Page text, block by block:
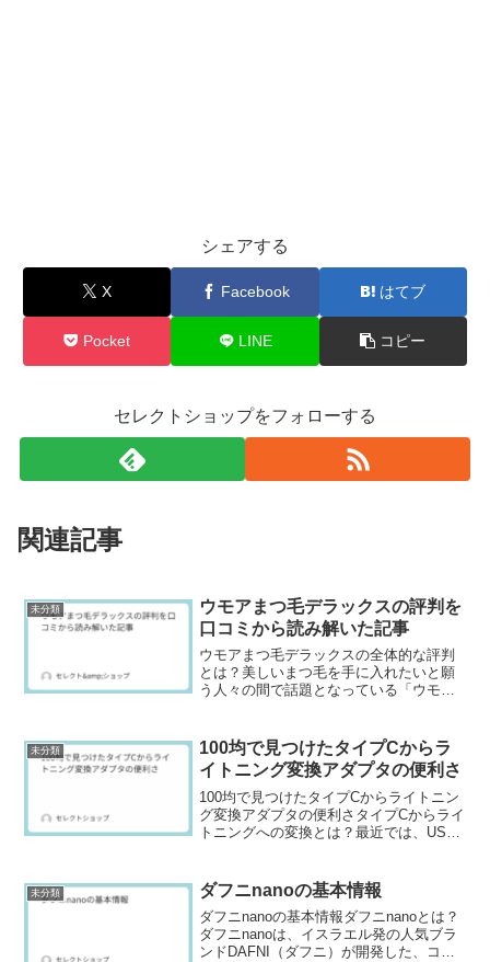
シェアする
X Facebook はてブ
Pocket LINE コピー
セレクトショップをフォローする
関連記事
未分類
ウモアまつ毛デラックスの評判を
口コミから読み解いた記事
ウモアまつ毛デラックスの全体的な評判
とは？美しいまつ毛を手に入れたいと願
う人々の間で話題となっている「ウモア
与えると評判です。しかし、実際の使用
感や効果はどうなのでしょ...
未分類
100均で見つけたタイプCからラ
イトニング変換アダプタの便利さ
100均で見つけたタイプCからライトニン
グ変換アダプタの便利さタイプCからライ
トニングへの変換とは？最近では、USB
製品ではライトニング端子が依然として
主...
未分類 ダフニnanoの基本情報
ダフニnanoの基本情報ダフニnanoとは？
ダフニnanoは、イスラエル発の人気ブラ
ンドDAFNI（ダフニ）が開発した、コン